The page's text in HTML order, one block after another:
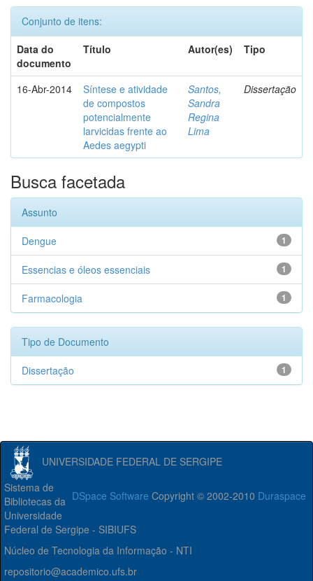
Conjunto de itens:
Data do
documento
Título Autor(es) Tipo
16-Abr-2014
Síntese e atividade
de compostos
potencialmente
larvicidas frente ao
Aedes aegypti
Santos,
Sandra
Regina
Lima
Dissertação
Busca facetada
Assunto
1
Dengue
1
Essencias e óleos essenciais
1
Farmacologia
Tipo de Documento
1
Dissertação
UNIVERSIDADE FEDERAL DE SERGIPE
DSpace Software Copyright © 2002-2010 Duraspace
Sistema de
Bibliotecas da
Universidade
Federal de Sergipe - SIBIUFS
Núcleo de Tecnologia da Informação - NTI
repositorio@academico.ufs.br